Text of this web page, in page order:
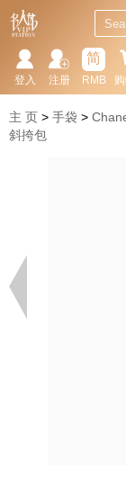
简
RMB
注册
登入
主 页 手袋
斜挎包